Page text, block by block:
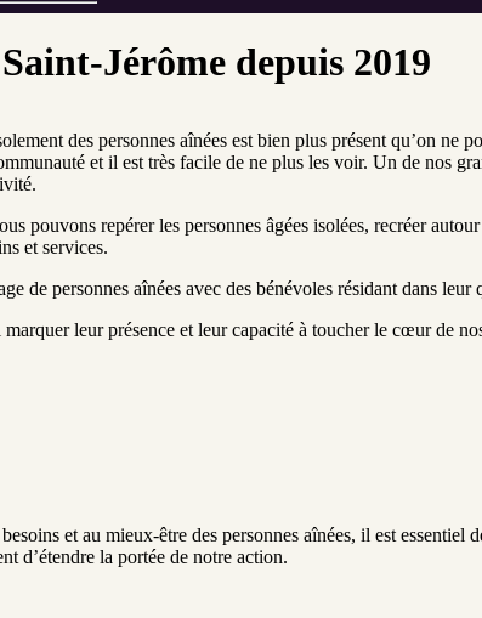
Jérôme depuis 2019
des personnes aînées est bien plus présent qu’on ne
et il est très facile de ne plus les voir. Un de nos
pouvons repérer les personnes âgées isolées, recréer
et services.
de personnes aînées avec des bénévoles résidant dans leur
leur présence et leur capacité à toucher le cœur de
et au mieux-être des personnes aînées, il est essentiel
d’étendre la portée de notre action.